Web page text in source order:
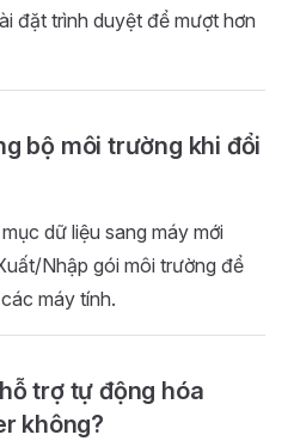
đặt trình duyệt để mượt hơn
bộ môi trường khi đổi
dữ liệu sang máy mới
Nhập gói môi trường để
máy tính.
trợ tự động hóa
không?